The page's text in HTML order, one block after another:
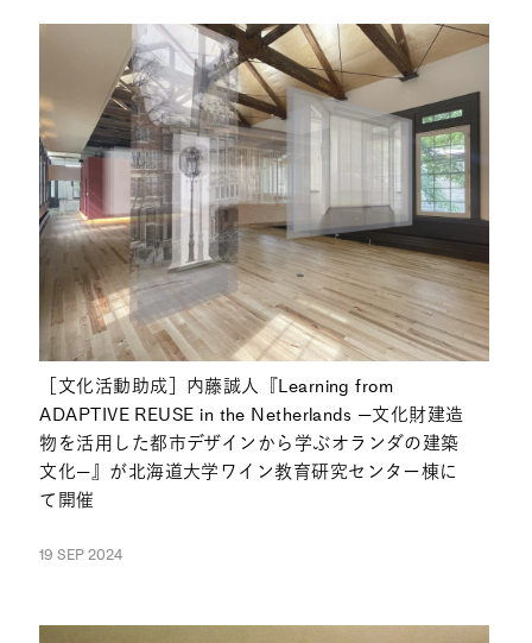
［文化活動助成］内藤誠人『Learning from
ADAPTIVE REUSE in the Netherlands —文化財建造
物を活用した都市デザインから学ぶオランダの建築
文化—』が北海道大学ワイン教育研究センター棟に
て開催
19 SEP 2024